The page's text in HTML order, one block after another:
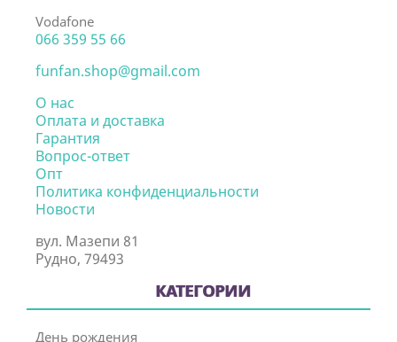
Vodafone
066 359 55 66
funfan.shop@gmail.com
О нас
Оплата и доставка
Гарантия
Вопрос-ответ
Опт
Политика конфиденциальности
Новости
вул. Мазепи 81
Рудно, 79493
КАТЕГОРИИ
День рождения